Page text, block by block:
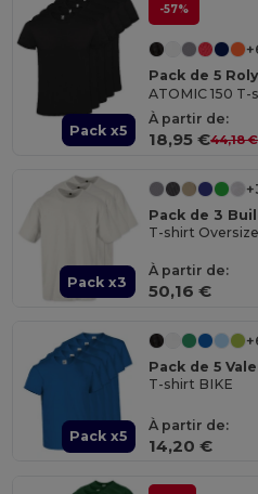
Pack x5
-57%
Pack de 5
ATOMIC 150
À partir de:
18,95 €44,18 €
Pack x3
Pack de 3
T-shirt
À partir de:
50,16 €
Pack x5
Pack de 5
T-shirt BIKE
À partir de:
14,20 €